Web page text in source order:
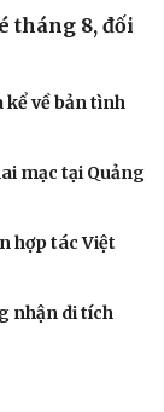
tháng 8, đối
kể về bản tình
mạc tại Quảng
hợp tác Việt
nhận di tích